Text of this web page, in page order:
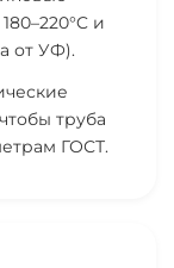
и
от УФ).
труба
ГОСТ.